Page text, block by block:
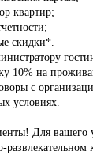
квартир;
скидки*.
10% на
с
условиях.
Для вашего
развлекательном